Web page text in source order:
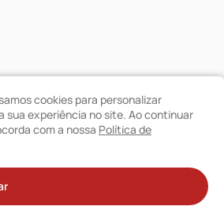
cookies para personalizar
sua experiência no site. Ao continuar
com a nossa Política de